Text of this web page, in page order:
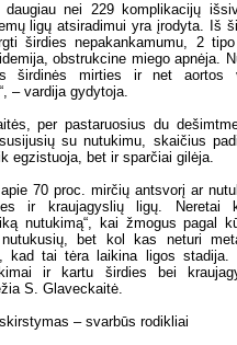
daugiau nei 229 komplikacijų
ligų atsiradimui yra įrodyta. Iš
širdies nepakankamumu, 2
obstrukcine miego apnėja.
širdinės mirties ir net aortos
– vardija gydytoja.
per pastaruosius du
su nutukimu, skaičius
egzistuoja, bet ir sparčiai gilėja.
70 proc. mirčių antsvorį ar
ir kraujagyslių ligų. Neretai
nutukimą“, kai žmogus pagal
bet kol kas neturi
kad tai tėra laikina ligos stadija.
ir kartu širdies bei
S. Glaveckaitė.
– svarbūs rodikliai